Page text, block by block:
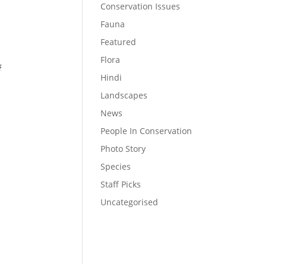
Conservation Issues
Fauna
Featured
Flora
Hindi
Landscapes
News
People In Conservation
Photo Story
Species
Staff Picks
Uncategorised